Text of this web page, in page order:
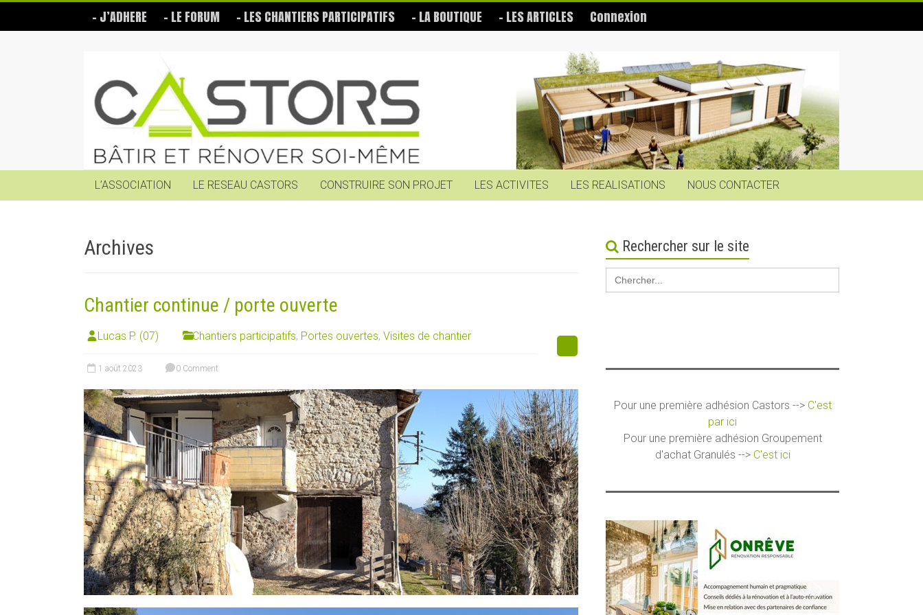
content
– J’ADHERE – LE FORUM – LES CHANTIERS PARTICIPATIFS – LA BOUTIQUE – LES ARTICLES Connexion
Castors
Bâtir
soi-
même
L’ASSOCIATION
LE RESEAU CASTORS CONSTRUIRE SON PROJET LES ACTIVITES LES REALISATIONS NOUS CONTACTER
Archives
Chantier continue / porte ouverte
Lucas P. (07) Chantiers participatifs, Portes ouvertes, Visites de chantier
1 août 2023 0 Comment
Rechercher sur le site
Search
for:
Pour une première adhésion Castors --> C'est
par ici
Pour une première adhésion Groupement
d'achat Granulés --> C'est ici